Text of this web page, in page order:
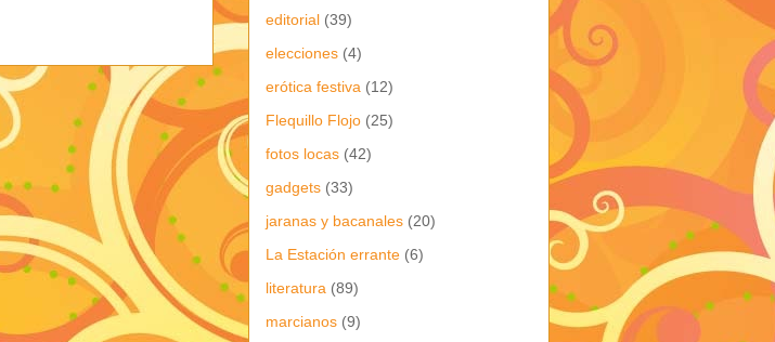
editorial (39)
elecciones (4)
erótica festiva (12)
Flequillo Flojo (25)
fotos locas (42)
gadgets (33)
jaranas y bacanales (20)
La Estación errante (6)
literatura (89)
marcianos (9)